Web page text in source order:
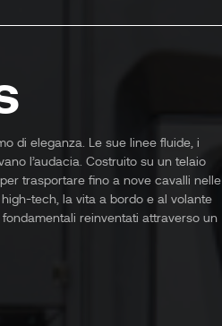
di eleganza. Le sue linee fluide, i
l’audacia. Costruito su un telaio
trasportare fino a nove cavalli nelle
tech, la vita a bordo e al volante
reinventati attraverso un